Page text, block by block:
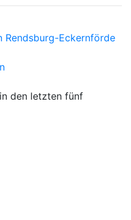
Rendsburg-Eckernförde
den letzten fünf